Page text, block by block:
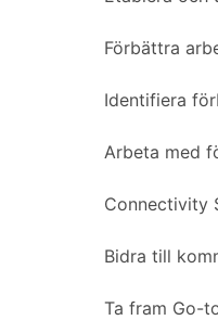
Förbättra
Identifiera
Arbeta med
Connectivity
Bidra till
Ta fram Go-